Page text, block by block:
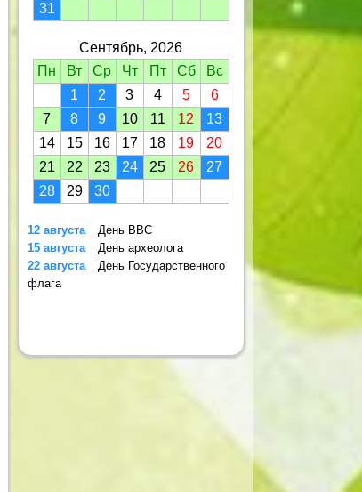
31
Сентябрь, 2026
Пн
Вт Ср Чт Пт Сб
Вс
1
2 3 4 5
6
7
8 9 10 11 12
13
14
15 16 17 18 19
20
21
22 23 24 25 26
27
28
29 30
12 августа
День ВВС
15 августа
День археолога
22 августа
День Государственного
флага